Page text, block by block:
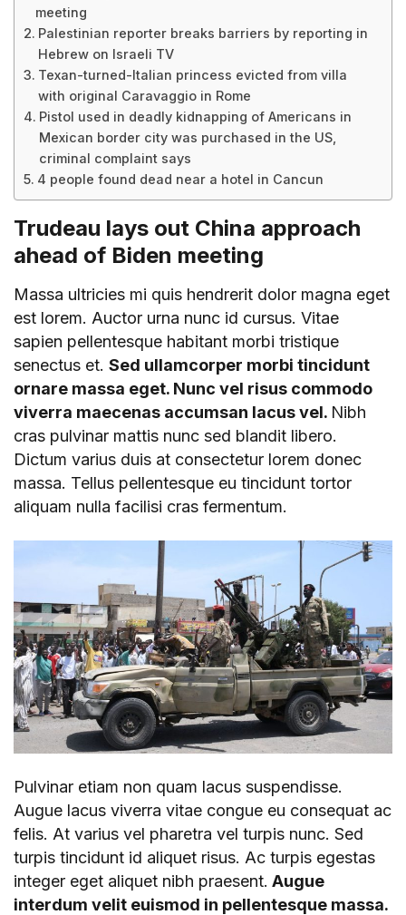
meeting
Palestinian reporter breaks barriers by reporting in
Hebrew on Israeli TV
Texan-turned-Italian princess evicted from villa
with original Caravaggio in Rome
Pistol used in deadly kidnapping of Americans in
Mexican border city was purchased in the US,
criminal complaint says
4 people found dead near a hotel in Cancun
Trudeau lays out China approach
ahead of Biden meeting
Massa ultricies mi quis hendrerit dolor magna eget
est lorem. Auctor urna nunc id cursus. Vitae
sapien pellentesque habitant morbi tristique
senectus et.Sed ullamcorper morbi tincidunt
ornare massa eget. Nunc vel risus commodo
viverra maecenas accumsan lacus vel. Nibh
cras pulvinar mattis nunc sed blandit libero.
Dictum varius duis at consectetur lorem donec
massa. Tellus pellentesque eu tincidunt tortor
aliquam nulla facilisi cras fermentum.
Pulvinar etiam non quam lacus suspendisse.
Augue lacus viverra vitae congue eu consequat ac
felis. At varius vel pharetra vel turpis nunc. Sed
turpis tincidunt id aliquet risus. Ac turpis egestas
integer eget aliquet nibh praesent. Augue
interdum velit euismod in pellentesque massa.